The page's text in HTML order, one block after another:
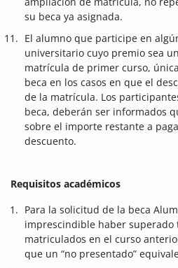
su beca ya asignada.
El alumno que participe en
universitario cuyo premio sea
matrícula de primer curso,
beca en los casos en que el
de la matrícula. Los
beca, deberán ser informados
sobre el importe restante a
descuento.
Requisitos académicos
Para la solicitud de la beca
imprescindible haber superado
matriculados en el curso
que un “no presentado”